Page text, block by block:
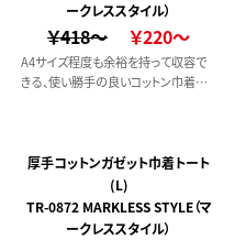
ークレススタイル）
￥418～ ￥220～
A4サイズ程度も余裕を持って収容で
きる、使い勝手の良いコットン巾着で
厚手コットンガゼット巾着トート
(L)
TR-0872 MARKLESS STYLE（マ
ークレススタイル）